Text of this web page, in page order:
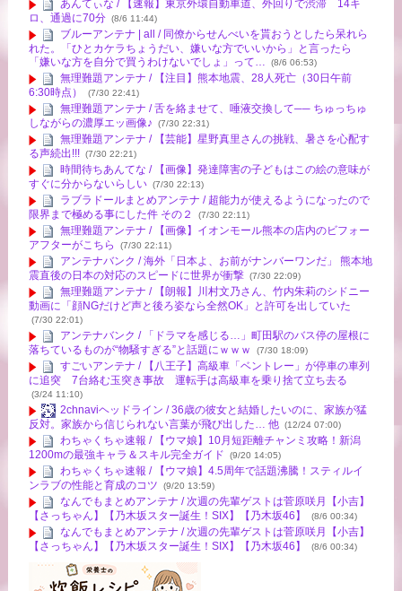
あんてぃな / 【速報】東京外環自動車道、外回りで渋滞 14キ
ロ、通過に70分 (8/6 11:44)
ブルーアンテナ | all / 同僚からせんべいを貰おうとしたら呆れら
れた。「ひとカケラちょうだい、嫌いな方でいいから」と言ったら
「嫌いな方を自分で買うわけないでしょ」って…
(8/6 06:53)
無理難題アンテナ / 【注目】熊本地震、28人死亡（30日午前
6:30時点）
(7/30 22:41)
無理難題アンテナ / 舌を絡ませて、唾液交換して── ちゅっちゅ
しながらの濃厚エッ画像♪
(7/30 22:31)
無理難題アンテナ / 【芸能】星野真里さんの挑戦、暑さを心配す
る声続出!!! (7/30 22:21)
時間待ちあんてな / 【画像】発達障害の子どもはこの絵の意味が
すぐに分からないらしい (7/30 22:13)
ラブラドールまとめアンテナ / 超能力が使えるようになったので
限界まで極める事にした件 その２
(7/30 22:11)
無理難題アンテナ / 【画像】イオンモール熊本の店内のビフォー
アフターがこちら
(7/30 22:11)
アンテナバンク / 海外「日本よ、お前がナンバーワンだ」 熊本地
震直後の日本の対応のスピードに世界が衝撃 (7/30 22:09)
無理難題アンテナ / 【朗報】川村文乃さん、竹内朱莉のシドニー
動画に「顔NGだけど声と後ろ姿なら全然OK」と許可を出していた
(7/30 22:01)
アンテナバンク / 「ドラマを感じる…」町田駅のバス停の屋根に
落ちているものが“物騒すぎる”と話題にｗｗｗ
(7/30 18:09)
すごいアンテナ / 【八王子】高級車「ベントレー」が停車の車列
に追突 7台絡む玉突き事故 運転手は高級車を乗り捨て立ち去る
(3/24 11:10)
2chnaviヘッドライン / 36歳の彼女と結婚したいのに、家族が猛
反対。家族から信じられない言葉が飛び出した… 他 (12/24 07:00)
わちゃくちゃ速報 / 【ウマ娘】10月短距離チャンミ攻略！新潟
1200mの最強キャラ＆スキル完全ガイド
(9/20 14:05)
わちゃくちゃ速報 / 【ウマ娘】4.5周年で話題沸騰！スティルイ
ンラブの性能と育成のコツ
(9/20 13:59)
なんでもまとめアンテナ / 次週の先輩ゲストは菅原咲月【小吉】
【さっちゃん】【乃木坂スター誕生！SIX】【乃木坂46】
(8/6 00:34)
なんでもまとめアンテナ / 次週の先輩ゲストは菅原咲月【小吉】
【さっちゃん】【乃木坂スター誕生！SIX】【乃木坂46】
(8/6 00:34)